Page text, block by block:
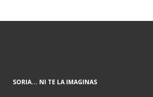
SORIA... NI TE LA IMAGINAS